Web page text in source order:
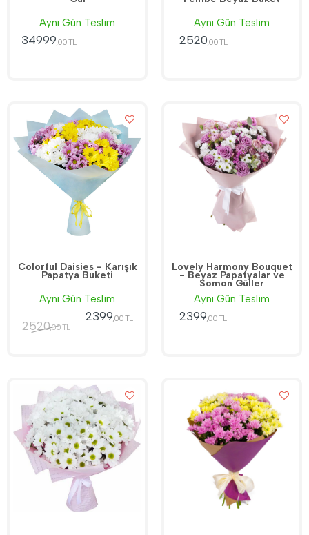
Aynı Gün Teslim
34999,00 TL
Aynı Gün Teslim
2520,00 TL
Colorful Daisies - Karışık
Papatya Buketi
Aynı Gün Teslim
2520,00 TL
2399,00 TL
Lovely Harmony Bouquet
- Beyaz Papatyalar ve
Somon Güller
Aynı Gün Teslim
2399,00 TL